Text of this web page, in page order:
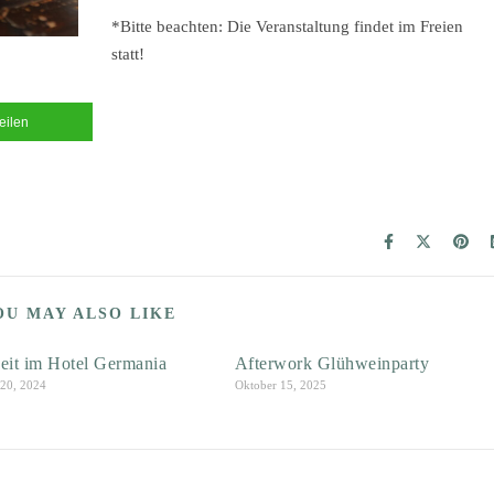
*Bitte beachten: Die Veranstaltung findet im Freien
statt!
MAY ALSO LIKE
im Hotel Germania
2024
Afterwork Glühweinparty
Oktober 15, 2025